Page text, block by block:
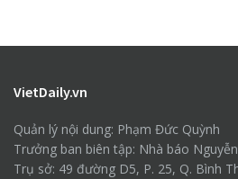
VietDaily.vn
Quản lý nội dung: Phạm Đức Quỳnh
Trưởng ban biên tập: Nhà báo
Trụ sở: 49 đường D5, P. 25, Q. Bình